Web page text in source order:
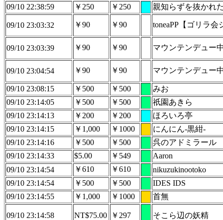
09/10 22:38:59
￥250 ￥250 親知らずを抜かれ
09/10 23:03:32 ￥90 ￥90 toneaPP【ゴリラ会
09/10 23:03:39 ￥90 ￥90 マウンテンデュー
09/10 23:04:54 ￥90 ￥90 マウンテンデュー
09/10 23:08:15 ￥500 ￥500
みお
09/10 23:14:05
￥500 ￥500
祇園あきら
09/10 23:14:13
￥200 ￥200
ほろいろ亭
09/10 23:14:15
￥1,000 ￥1000
にんにん‐黒紺‐
09/10 23:14:16
￥500 ￥500
呉のアドミラール
09/10 23:14:33
$5.00 ￥549
Aaron
09/10 23:14:54
￥610 ￥610
nikuzukinootoko
09/10 23:14:54
￥500 ￥500
IDES IDS
09/10 23:14:55
￥1,000 ￥1000 首無
09/10 23:14:58 NT$75.00 ￥297 そこら辺の妖精